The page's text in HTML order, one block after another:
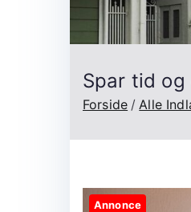
Spar tid
Forside Alle
Annonce